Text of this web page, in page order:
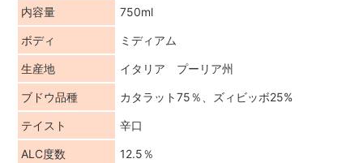
内容量 750ml
ボディ ミディアム
生産地 イタリア プーリア州
ブドウ品種 カタラット75％、ズィビッボ25%
テイスト 辛口
ALC度数 12.5％